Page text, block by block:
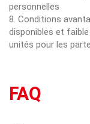
personnelles
8. Conditions
disponibles et
unités pour les
FAQ